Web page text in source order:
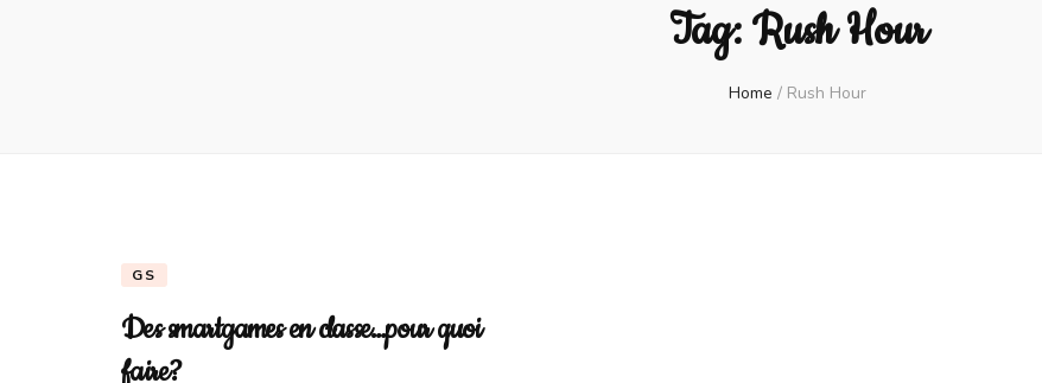
Tag:Rush Hour
Home / Rush Hour
GS
Des smartgames en classe…pour quoi
faire?